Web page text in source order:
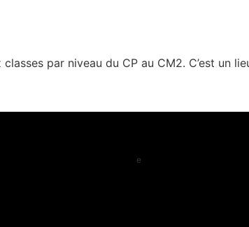
par niveau du CP au CM2. C’est un
e